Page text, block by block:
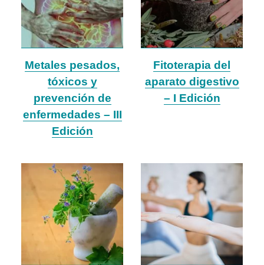
Metales pesados,
tóxicos y
prevención de
enfermedades – III
Edición
Fitoterapia del
aparato digestivo
– I Edición